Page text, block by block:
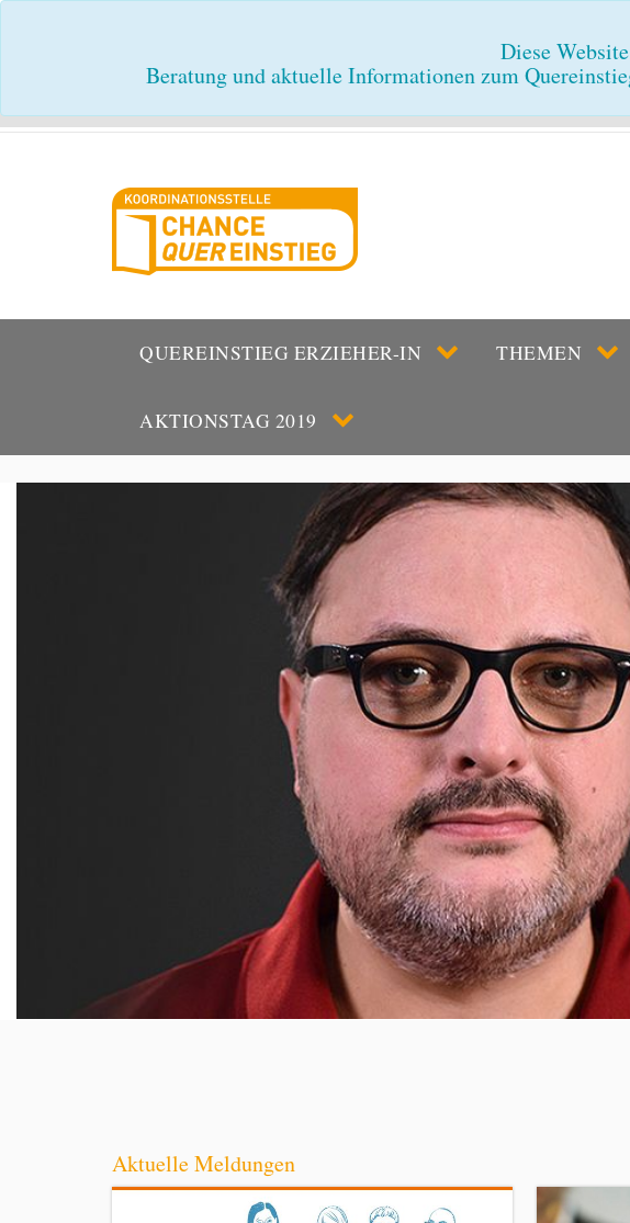
Diese
Beratung und aktuelle Informationen zum
QUEREINSTIEG ERZIEHER-IN THEMEN
AKTIONSTAG 2019
Aktuelle Meldungen